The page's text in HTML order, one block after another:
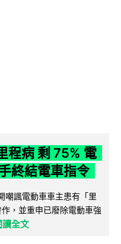
程病 剩 75% 電
終結電車指令
嘲諷電動車車主患有「里
，並重申已廢除電動車強
讀全文